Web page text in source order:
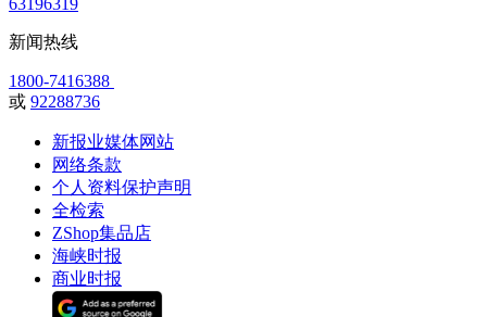
新闻热线
1800-7416388
或 92288736
新报业媒体网站
网络条款
个人资料保护声明
全检索
ZShop集品店
海峡时报
商业时报